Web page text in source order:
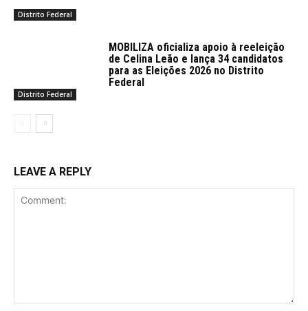
Distrito Federal
Distrito Federal
MOBILIZA oficializa apoio à reeleição
de Celina Leão e lança 34 candidatos
para as Eleições 2026 no Distrito
Federal
LEAVE A REPLY